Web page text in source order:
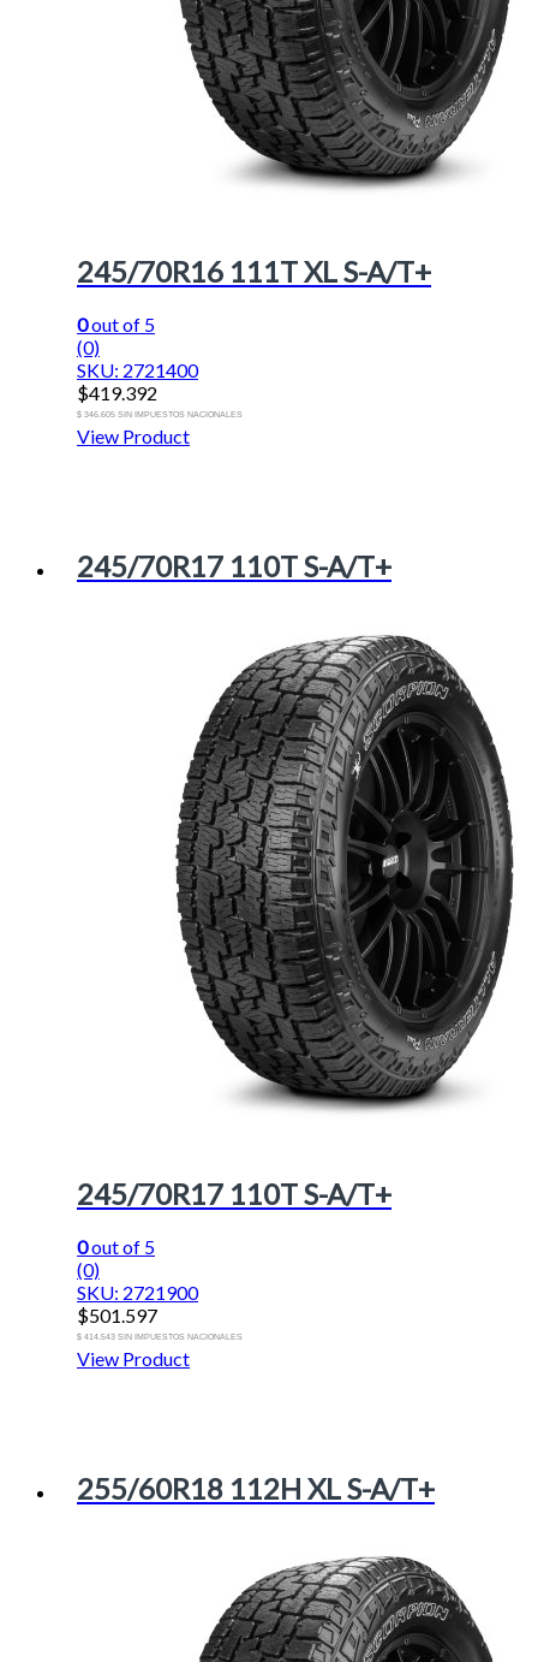
245/70R16 111T XL S-A/T+
0out of 5
(0)
SKU: 2721400
$419.392
$ 346.605 SIN IMPUESTOS NACIONALES
View Product
245/70R17 110T S-A/T+
245/70R17 110T S-A/T+
0out of 5
(0)
SKU: 2721900
$501.597
$ 414.543 SIN IMPUESTOS NACIONALES
View Product
255/60R18 112H XL S-A/T+